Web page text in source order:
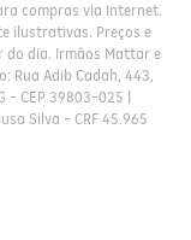
compras via Internet.
ilustrativas. Preços e
do dia. Irmãos Mattar e
Rua Adib Cadah, 443,
CEP 39803-025 |
Silva - CRF 45.965